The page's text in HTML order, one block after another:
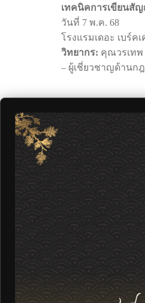
เทคนิคการเขียนสั
วันที่ 7 พ.ค. 68
โรงแรมเดอะ เบร์ค
วิทยากร: คุณวรเท
– ผู้เชี่ยวชาญด้านก